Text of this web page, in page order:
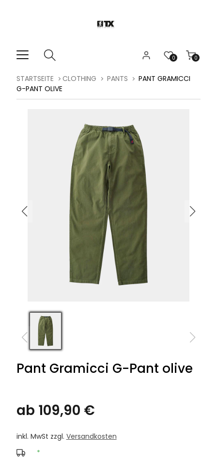
0
0
STARTSEITE CLOTHING PANTS
PANT GRAMICCI
G-PANT OLIVE
Pant Gramicci G-Pant olive
ab 109,90 €
inkl. MwSt zzgl. Versandkosten
*